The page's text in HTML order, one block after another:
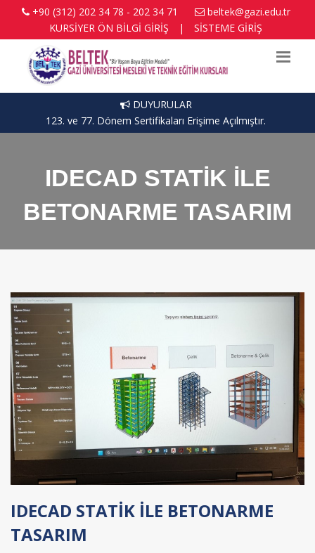
+90 (312) 202 34 78 - 202 34 71
beltek@gazi.edu.tr
KURSİYER ÖN BİLGİ GİRİŞ
| SİSTEME GİRİŞ
DUYURULAR
123. ve 77. Dönem Sertifikaları Erişime Açılmıştır.
IDECAD STATİK İLE
BETONARME TASARIM
IDECAD STATİK İLE BETONARME
TASARIM